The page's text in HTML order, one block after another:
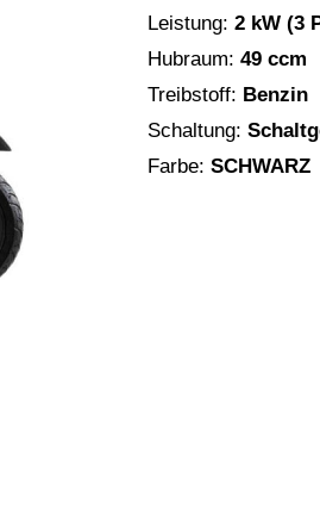
Leistung: 2 kW (3
Hubraum: 49 ccm
Treibstoff: Benzin
Schaltung:
Farbe: SCHWARZ